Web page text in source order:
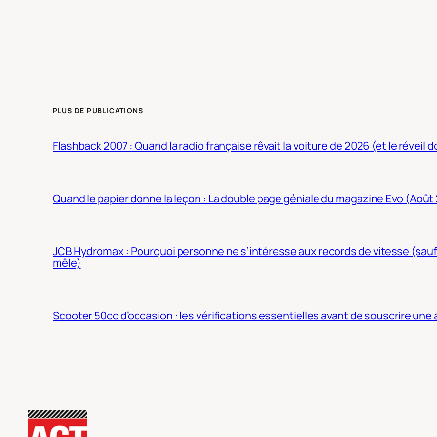
PLUS DE PUBLICATIONS
Flashback 2007 : Quand la radio française rêvait la voiture de 2026 (et le réveil
Quand le papier donne la leçon : La double page géniale du magazine Evo
JCB Hydromax : Pourquoi personne ne s’intéresse aux records de vitesse
mêle)
Scooter 50cc d’occasion : les vérifications essentielles avant de souscrire une